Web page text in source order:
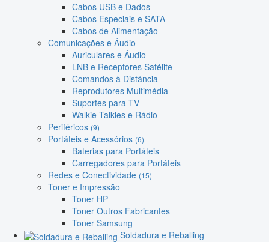
Cabos USB e Dados
Cabos Especiais e SATA
Cabos de Alimentação
Comunicações e Áudio
Auriculares e Áudio
LNB e Receptores Satélite
Comandos à Distância
Reprodutores Multimédia
Suportes para TV
Walkie Talkies e Rádio
Periféricos (9)
Portáteis e Acessórios (6)
Baterias para Portáteis
Carregadores para Portáteis
Redes e Conectividade (15)
Toner e Impressão
Toner HP
Toner Outros Fabricantes
Toner Samsung
Soldadura e Reballing